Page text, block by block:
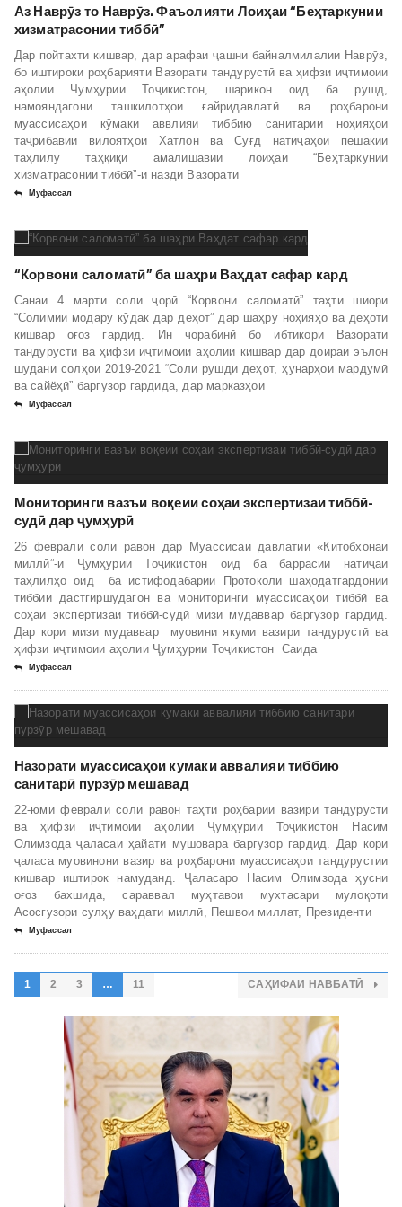
Аз Наврӯз то Наврӯз. Фаъолияти Лоиҳаи “Беҳтаркунии
хизматрасонии тиббӣ”
Дар пойтахти кишвар, дар арафаи ҷашни байналмилалии Наврӯз,
бо иштироки роҳбарияти Вазорати тандурустӣ ва ҳифзи иҷтимоии
аҳолии Чумҳурии Тоҷикистон, шарикон оид ба рушд,
намояндагони ташкилотҳои ғайридавлатӣ ва роҳбарони
муассисаҳои кӯмаки аввлияи тиббию санитарии ноҳияҳои
таҷрибавии вилоятҳои Хатлон ва Суғд натиҷаҳои пешакии
таҳлилу таҳқиқи амалишавии лоиҳаи “Беҳтаркунии
хизматрасонии тиббӣ”-и назди Вазорати
Муфассал
“Корвони саломатӣ” ба шаҳри Ваҳдат сафар кард
Санаи 4 марти соли ҷорӣ “Корвони саломатӣ” таҳти шиори
“Солимии модару кӯдак дар деҳот” дар шаҳру ноҳияҳо ва деҳоти
кишвар оғоз гардид. Ин чорабинӣ бо ибтикори Вазорати
тандурустӣ ва ҳифзи иҷтимоии аҳолии кишвар дар доираи эълон
шудани солҳои 2019-2021 “Соли рушди деҳот, ҳунарҳои мардумӣ
ва сайёҳӣ” баргузор гардида, дар марказҳои
Муфассал
Мониторинги вазъи воқеии соҳаи экспертизаи тиббӣ-
судӣ дар ҷумҳурӣ
26 феврали соли равон дар Муассисаи давлатии «Китобхонаи
миллӣ”-и Ҷумҳурии Тоҷикистон оид ба баррасии натиҷаи
таҳлилҳо оид ба истифодабарии Протоколи шаҳодатгардонии
тиббии дастгиршудагон ва мониторинги муассисаҳои тиббӣ ва
соҳаи экспертизаи тиббӣ-судӣ мизи мудаввар баргузор гардид.
Дар кори мизи мудаввар муовини якуми вазири тандурустӣ ва
ҳифзи иҷтимоии аҳолии Ҷумҳурии Тоҷикистон Саида
Муфассал
Назорати муассисаҳои кумаки аввалияи тиббию
санитарӣ пурзӯр мешавад
22-юми феврали соли равон таҳти роҳбарии вазири тандурустӣ
ва ҳифзи иҷтимоии аҳолии Ҷумҳурии Тоҷикистон Насим
Олимзода ҷаласаи ҳайати мушовара баргузор гардид. Дар кори
ҷаласа муовинони вазир ва роҳбарони муассисаҳои тандурустии
кишвар иштирок намуданд. Ҷаласаро Насим Олимзода ҳусни
оғоз бахшида, сараввал муҳтавои мухтасари мулоқоти
Асосгузори сулҳу ваҳдати миллӣ, Пешвои миллат, Президенти
Муфассал
1 2 3 … 11 САҲИФАИ НАВБАТӢ